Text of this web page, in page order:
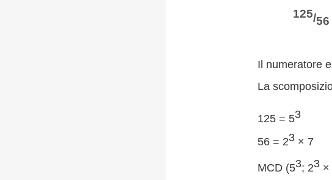
125/56
Il numeratore
La
125 = 53
56 = 23× 7
MCD (53; 23×